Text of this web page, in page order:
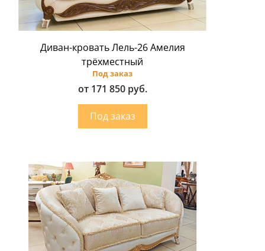
Диван-кровать Лель-26 Амелия
трёхместный
Под заказ
от 171 850 руб.